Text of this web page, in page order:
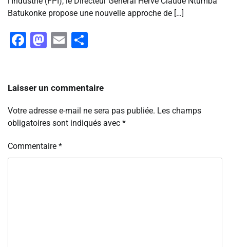
Batukonke propose une nouvelle approche de […]
Facebook
Mastodon
Email
Laisser un commentaire
Votre adresse e-mail ne sera pas publiée. Les champs
obligatoires sont indiqués avec *
Commentaire *